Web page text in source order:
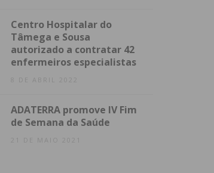
Centro Hospitalar do
Tâmega e Sousa
autorizado a contratar 42
enfermeiros especialistas
8 DE ABRIL 2022
ADATERRA promove IV Fim
de Semana da Saúde
21 DE MAIO 2021